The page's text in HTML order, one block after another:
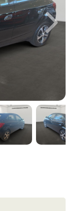
Next